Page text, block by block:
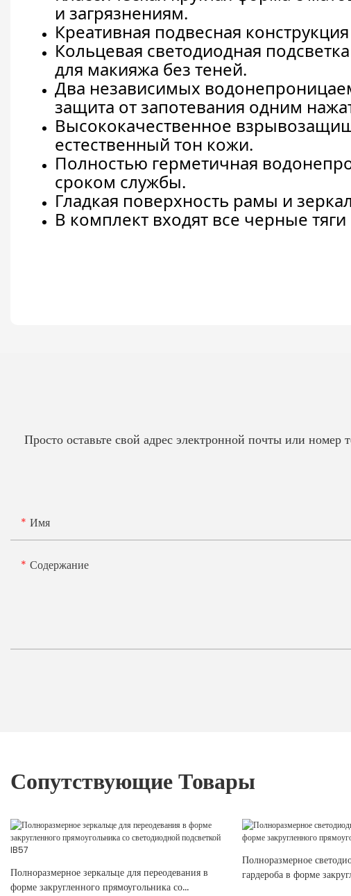
и загрязнениям.
Креативная подвесная
Кольцевая светодиодная
для макияжа без теней.
Два независимых
защита от запотевания одним
Высококачественное
естественный тон кожи.
Полностью герметичная
сроком службы.
Гладкая поверхность рамы и
В комплект входят все черные
Просто оставьте свой адрес электронной почты или
Имя
Содержание
Сопутствующие Товары
Полноразмерное зеркальце для переодевания в
форме закругленного прямоугольника со
Полноразмерное
гардероба в форме